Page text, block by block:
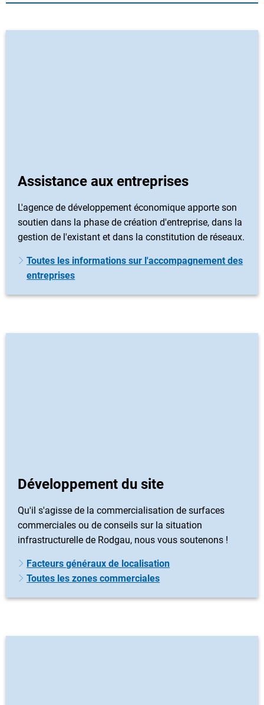
Assistance aux entreprises
L'agence de développement économique apporte son
soutien dans la phase de création d'entreprise, dans la
gestion de l'existant et dans la constitution de réseaux.
Toutes les informations sur l'accompagnement des
entreprises
Développement du site
Qu'il s'agisse de la commercialisation de surfaces
commerciales ou de conseils sur la situation
infrastructurelle de Rodgau, nous vous soutenons !
Facteurs généraux de localisation
Toutes les zones commerciales